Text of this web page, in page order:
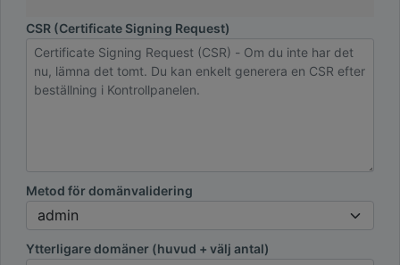
CSR (Certificate Signing Request)
Metod för domänvalidering
Ytterligare domäner (huvud + välj antal)